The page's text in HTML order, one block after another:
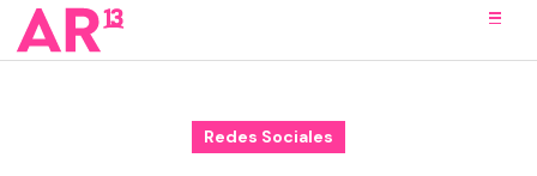
Redes Sociales